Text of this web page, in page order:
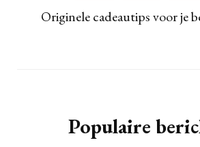
Originele cadeautips voor je
Populaire